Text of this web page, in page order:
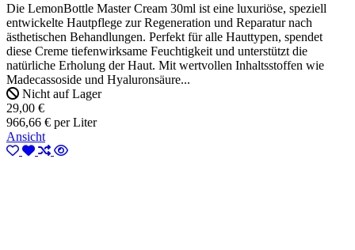
Die LemonBottle Master Cream 30ml ist eine luxuriöse, speziell
entwickelte Hautpflege zur Regeneration und Reparatur nach
ästhetischen Behandlungen. Perfekt für alle Hauttypen, spendet
diese Creme tiefenwirksame Feuchtigkeit und unterstützt die
natürliche Erholung der Haut. Mit wertvollen Inhaltsstoffen wie
Madecassoside und Hyaluronsäure...
Nicht auf Lager
29,00 €
966,66 € per Liter
Ansicht